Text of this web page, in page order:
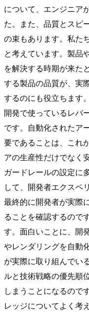
について、エンジニア
た。また、品質とスピ
の束もあります。私た
と考えています。製品
を解決する時期が来た
する製品の品質が、実
するのにも役立ちます
開発で使っているレバ
です。自動化されたア
要であることは、これ
アの生産性だけでなく
ガードレールの設定に
して、開発者エクスペ
最終的に開発者が実際
ることを確認するので
す。面白いことに、開
やレンダリングを自動
が実際に取り組んでい
ルと技術戦略の優先順
しまうことになるので
レッジについてよく考